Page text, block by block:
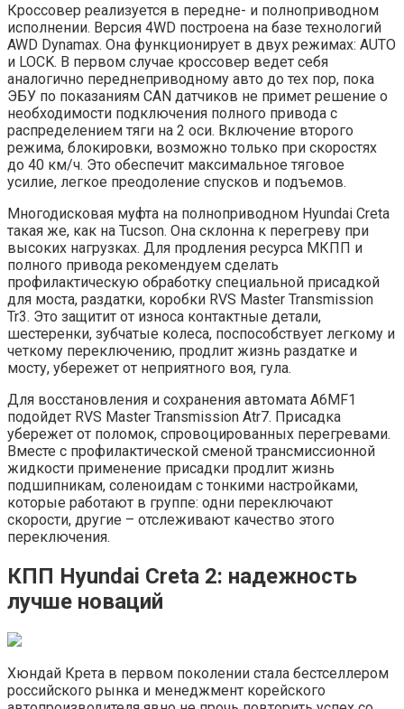
Кроссовер реализуется в передне- и полноприводном
исполнении. Версия 4WD построена на базе технологий
AWD Dynamax. Она функционирует в двух режимах: AUTO
и LOCK. В первом случае кроссовер ведет себя
аналогично переднеприводному авто до тех пор, пока
ЭБУ по показаниям CAN датчиков не примет решение о
необходимости подключения полного привода с
распределением тяги на 2 оси. Включение второго
режима, блокировки, возможно только при скоростях
до 40 км/ч. Это обеспечит максимальное тяговое
усилие, легкое преодоление спусков и подъемов.
Многодисковая муфта на полноприводном Hyundai Creta
такая же, как на Tucson. Она склонна к перегреву при
высоких нагрузках. Для продления ресурса МКПП и
полного привода рекомендуем сделать
профилактическую обработку специальной присадкой
для моста, раздатки, коробки RVS Master Transmission
Tr3. Это защитит от износа контактные детали,
шестеренки, зубчатые колеса, поспособствует легкому и
четкому переключению, продлит жизнь раздатке и
мосту, убережет от неприятного воя, гула.
Для восстановления и сохранения автомата A6MF1
подойдет RVS Master Transmission Atr7. Присадка
убережет от поломок, спровоцированных перегревами.
Вместе с профилактической сменой трансмиссионной
жидкости применение присадки продлит жизнь
подшипникам, соленоидам с тонкими настройками,
которые работают в группе: одни переключают
скорости, другие – отслеживают качество этого
переключения.
КПП Hyundai Creta 2: надежность
лучше новаций
Хюндай Крета в первом поколении стала бестселлером
российского рынка и менеджмент корейского